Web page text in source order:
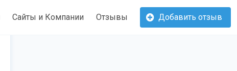
Сайты и Компании Отзывы Добавить отзыв